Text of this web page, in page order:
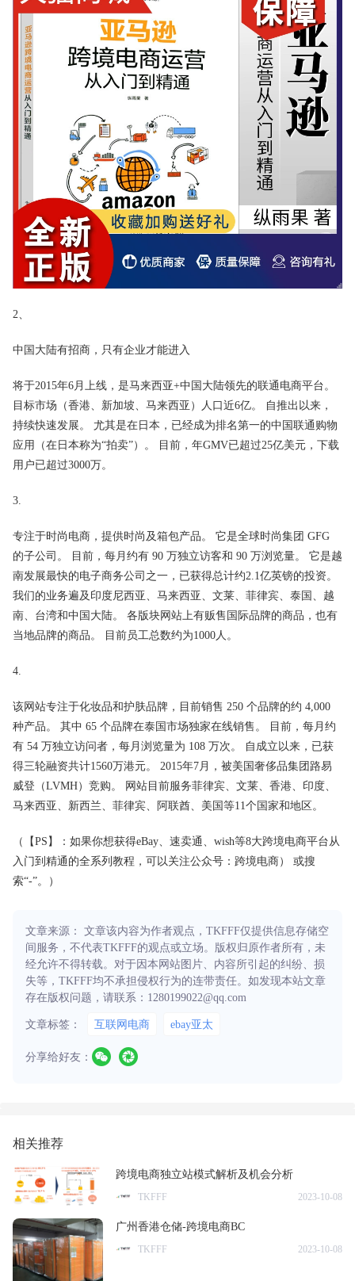
2、
中国大陆有招商，只有企业才能进入
将于2015年6月上线，是马来西亚+中国大陆领先的联通电商平台。
目标市场（香港、新加坡、马来西亚）人口近6亿。 自推出以来，
持续快速发展。 尤其是在日本，已经成为排名第一的中国联通购物
应用（在日本称为“拍卖”）。 目前，年GMV已超过25亿美元，下载
用户已超过3000万。
3.
专注于时尚电商，提供时尚及箱包产品。 它是全球时尚集团 GFG
的子公司。 目前，每月约有 90 万独立访客和 90 万浏览量。 它是越
南发展最快的电子商务公司之一，已获得总计约2.1亿英镑的投资。
我们的业务遍及印度尼西亚、马来西亚、文莱、菲律宾、泰国、越
南、台湾和中国大陆。 各版块网站上有贩售国际品牌的商品，也有
当地品牌的商品。 目前员工总数约为1000人。
4.
该网站专注于化妆品和护肤品牌，目前销售 250 个品牌的约 4,000
种产品。 其中 65 个品牌在泰国市场独家在线销售。 目前，每月约
有 54 万独立访问者，每月浏览量为 108 万次。 自成立以来，已获
得三轮融资共计1560万港元。 2015年7月，被美国奢侈品集团路易
威登（LVMH）竞购。 网站目前服务菲律宾、文莱、香港、印度、
马来西亚、新西兰、菲律宾、阿联酋、美国等11个国家和地区。
（【PS】：如果你想获得eBay、速卖通、wish等8大跨境电商平台从
入门到精通的全系列教程，可以关注公众号：跨境电商） 或搜
索“-”。）
文章来源： 文章该内容为作者观点，TKFFF仅提供信息存储空
间服务，不代表TKFFF的观点或立场。版权归原作者所有，未
经允许不得转载。对于因本网站图片、内容所引起的纠纷、损
失等，TKFFF均不承担侵权行为的连带责任。如发现本站文章
存在版权问题，请联系：1280199022@qq.com
文章标签： 互联网电商 ebay亚太
分享给好友：
相关推荐
​跨境电商独立站模式解析及机会分析
TKFFF 2023-10-08
广州香港仓储-跨境电商BC
TKFFF 2023-10-08